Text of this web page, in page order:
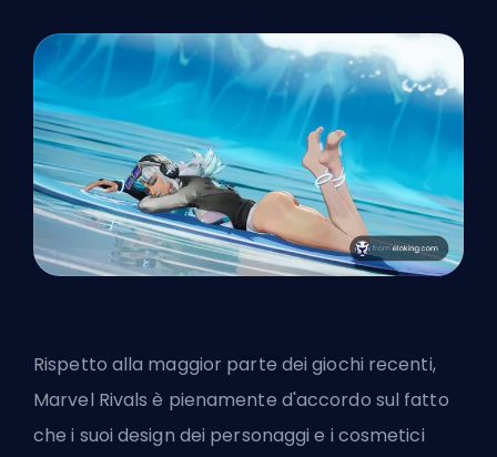
Rispetto alla maggior parte dei giochi recenti,
Marvel Rivals è pienamente d'accordo sul fatto
che i suoi design dei personaggi e i cosmetici